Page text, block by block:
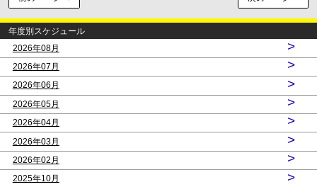
年度別スケジュール
2026年08月
>
2026年07月 >
2026年06月 >
2026年05月 >
2026年04月 >
2026年03月 >
2026年02月 >
2025年10月 >